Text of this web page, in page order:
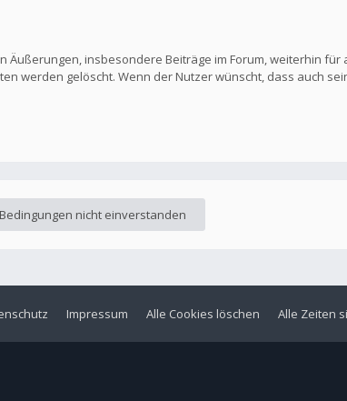
insbesondere Beiträge im Forum, weiterhin für
werden gelöscht. Wenn der Nutzer wünscht, dass auch
Alle Zeiten
Alle Cookies löschen
Impressum